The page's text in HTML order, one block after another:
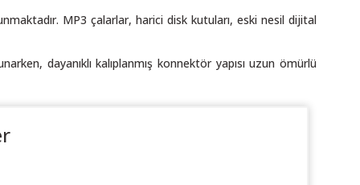
MP3 çalarlar, harici disk kutuları, eski nesil dijital
dayanıklı kalıplanmış konnektör yapısı uzun ömürlü